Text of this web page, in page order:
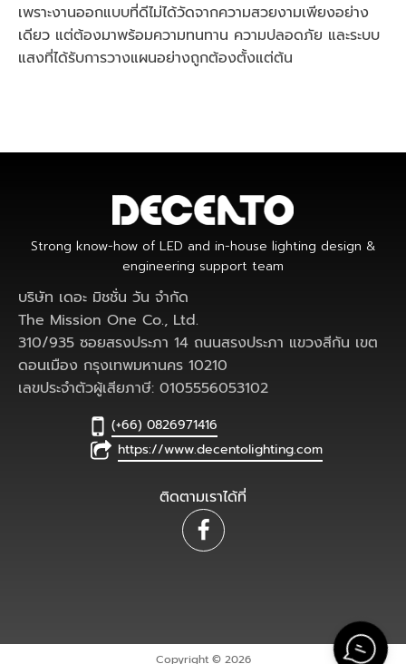
เพราะงานออกแบบที่ดีไม่ได้วัดจากความสวยงามเพียงอย่าง
เดียว แต่ต้องมาพร้อมความทนทาน ความปลอดภัย และระบบ
แสงที่ได้รับการวางแผนอย่างถูกต้องตั้งแต่ต้น
Strong know-how of LED and in-house lighting design &
engineering support team
บริษัท เดอะ มิชชั่น วัน จำกัด
The Mission One Co., Ltd.
310/935 ซอยสรงประภา 14 ถนนสรงประภา แขวงสีกัน เขต
ดอนเมือง กรุงเทพมหานคร 10210
เลขประจำตัวผู้เสียภาษี: 0105556053102
(+66) 0826971416
https://www.decentolighting.com
ติดตามเราได้ที่
Copyright © 2026